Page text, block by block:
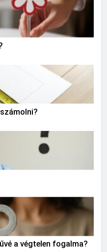
a végtelen fogalma?